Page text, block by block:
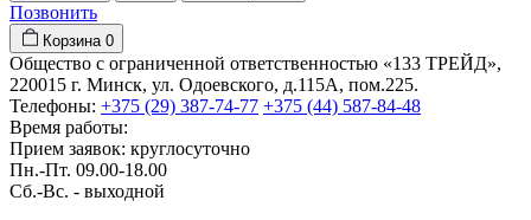
Позвонить
Корзина 0
Общество с ограниченной ответственностью «133 ТРЕЙД»,
220015 г. Минск, ул. Одоевского, д.115А, пом.225.
Телефоны: +375 (29) 387-74-77 +375 (44) 587-84-48
Время работы:
Прием заявок: круглосуточно
Пн.-Пт. 09.00-18.00
Cб.-Вс. - выходной